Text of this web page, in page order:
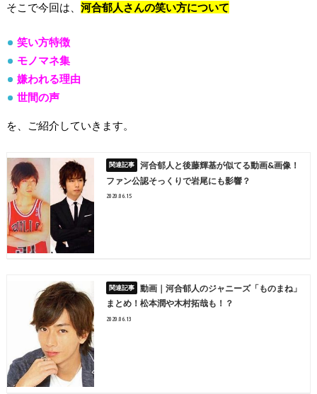
そこで今回は、 河合郁人さんの笑い方について
笑い方特徴
モノマネ集
嫌われる理由
世間の声
を、ご紹介していきます。
河合郁人と後藤輝基が似てる動画&画像！
ファン公認そっくりで岩尾にも影響？
2020.06.15
動画｜河合郁人のジャニーズ「ものまね」
まとめ！松本潤や木村拓哉も！？
2020.06.13